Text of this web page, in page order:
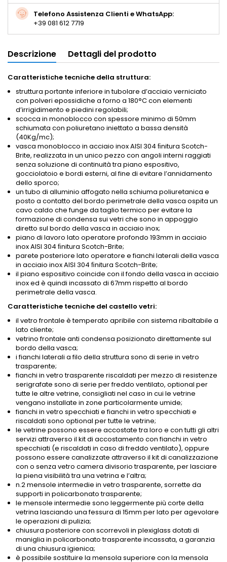
Telefono Assistenza Clienti e WhatsApp:
+39 081 612 7719
Descrizione Dettagli del prodotto
Caratteristiche tecniche della struttura:
struttura portante inferiore in tubolare d’acciaio verniciato
con polveri epossidiche a forno a 180°C con elementi
d’irrigidimento e piedini regolabili;
scocca in monoblocco con spessore minimo di 50mm
schiumata con poliuretano iniettato a bassa densità
(40Kg/mc);
vasca monoblocco in acciaio inox AISI 304 ﬁnitura Scotch-
Brite, realizzata in un unico pezzo con angoli interni raggiati
senza soluzione di continuità tra piano espositivo,
gocciolatoio e bordi esterni, al fine di evitare l’annidamento
dello sporco;
un tubo di alluminio affogato nella schiuma poliuretanica e
posto a contatto del bordo perimetrale della vasca ospita un
cavo caldo che funge da taglio termico per evitare la
formazione di condensa sui vetri che sono in appoggio
diretto sul bordo della vasca in acciaio inox;
piano di lavoro lato operatore profondo 193mm in acciaio
inox AISI 304 ﬁnitura Scotch-Brite;
parete posteriore lato operatore e fianchi laterali della vasca
in acciaio inox AISI 304 ﬁnitura Scotch-Brite;
il piano espositivo coincide con il fondo della vasca in acciaio
inox ed è quindi incassato di 67mm rispetto al bordo
perimetrale della vasca.
Caratteristiche tecniche del castello vetri:
il vetro frontale è temperato apribile con sistema ribaltabile a
lato cliente;
vetrino frontale anti condensa posizionato direttamente sul
bordo della vasca;
i fianchi laterali a filo della struttura sono di serie in vetro
trasparente;
fianchi in vetro trasparente riscaldati per mezzo di resistenze
serigrafate sono di serie per freddo ventilato, optional per
tutte le altre vetrine, consigliati nel caso in cui le vetrine
vengano installate in zone particolarmente umide;
fianchi in vetro specchiati e fianchi in vetro specchiati e
riscaldati sono optional per tutte le vetrine;
le vetrine possono essere accostate tra loro e con tutti gli altri
servizi attraverso il kit di accostamento con fianchi in vetro
specchiati (e riscaldati in caso di freddo ventilato), oppure
possono essere canalizzate attraverso il kit di canalizzazione
con o senza vetro camera divisorio trasparente, per lasciare
la piena visibilità tra una vetrina e l’altra;
n.2 mensole intermedie in vetro trasparente, sorrette da
supporti in policarbonato trasparente;
le mensole intermedie sono leggermente più corte della
vetrina lasciando una fessura di 15mm per lato per agevolare
le operazioni di pulizia;
chiusura posteriore con scorrevoli in plexiglass dotati di
maniglia in policarbonato trasparente incassata, a garanzia
di una chiusura igienica;
è possibile sostituire la mensola superiore con la mensola